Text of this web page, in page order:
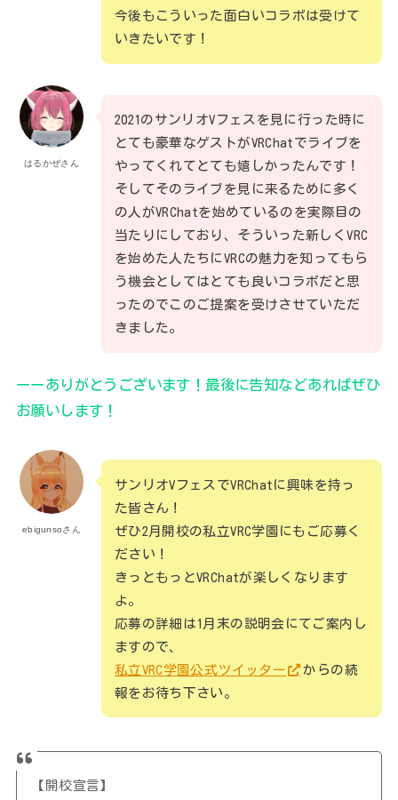
今後もこういった面白いコラボは受けて
いきたいです！
はるかぜさん
2021のサンリオVフェスを見に行った時に
とても豪華なゲストがVRChatでライブを
やってくれてとても嬉しかったんです！
そしてそのライブを見に来るために多く
の人がVRChatを始めているのを実際目の
当たりにしており、そういった新しくVRC
を始めた人たちにVRCの魅力を知ってもら
う機会としてはとても良いコラボだと思
ったのでこのご提案を受けさせていただ
きました。
ーーありがとうございます！最後に告知などあればぜひ
お願いします！
ebigunsoさん
サンリオVフェスでVRChatに興味を持っ
た皆さん！
ぜひ2月開校の私立VRC学園にもご応募く
ださい！
きっともっとVRChatが楽しくなります
よ。
応募の詳細は1月末の説明会にてご案内し
ますので、
私立VRC学園公式ツイッター
からの続
報をお待ち下さい。
【開校宣言】